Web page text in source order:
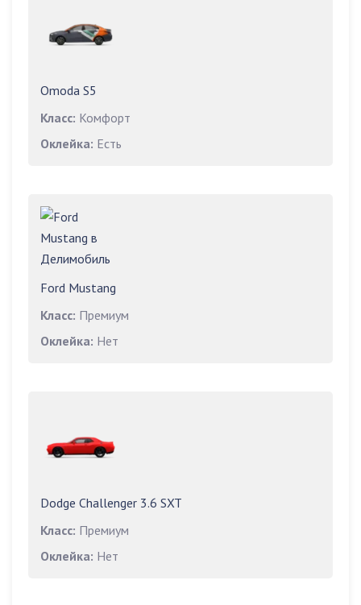
Omoda S5
Класс: Комфорт
Оклейка: Есть
Ford Mustang
Класс: Премиум
Оклейка: Нет
Dodge Challenger 3.6 SXT
Класс: Премиум
Оклейка: Нет